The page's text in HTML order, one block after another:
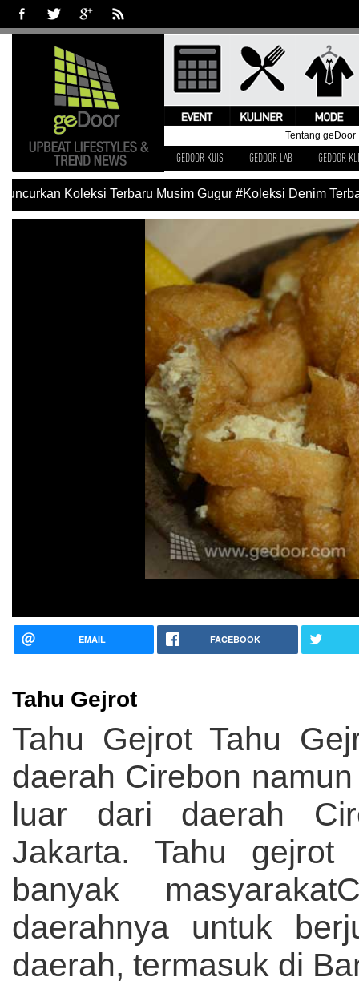
Tentang geDoor
GEDOOR KUIS GEDOOR LAB GEDOOR
Koleksi Terbaru Musim Gugur #Koleksi Denim
EMAIL FACEBOOK
Tahu Gejrot
Tahu Gejrot Tahu
daerah Cirebon
luar dari daerah
Jakarta. Tahu
banyak
daerahnya untuk
daerah, termasuk di